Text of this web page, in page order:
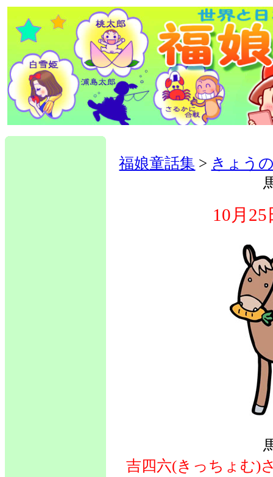
福娘童話集 > きょう
10月
吉四六(きっちょむ)